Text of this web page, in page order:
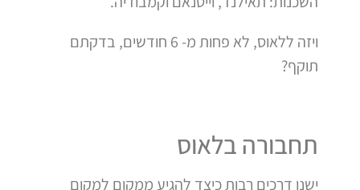
ויזה ללאוס, לא פחות מ- 6 חודשים, בדקתם
תוקף?
תחבורה בלאוס
ישנן דרכים רבות כיצד להגיע ממקום למקום